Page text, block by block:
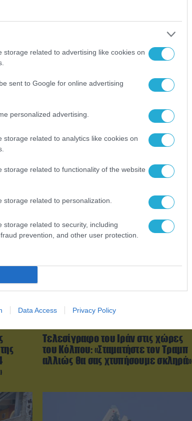
storage related to advertising like cookies on
sent to Google for online advertising
personalized advertising.
storage related to analytics like cookies on
storage related to functionality of the website
related to personalization.
storage related to security, including
prevention, and other user protection.
Data Access Privacy Policy
Τελεσίγραφο του Ιράν στις χώρες
του Κόλπου: «Σταματήστε τον Τραμπ
αλλιώς θα σας χτυπήσουμε σκληρά»